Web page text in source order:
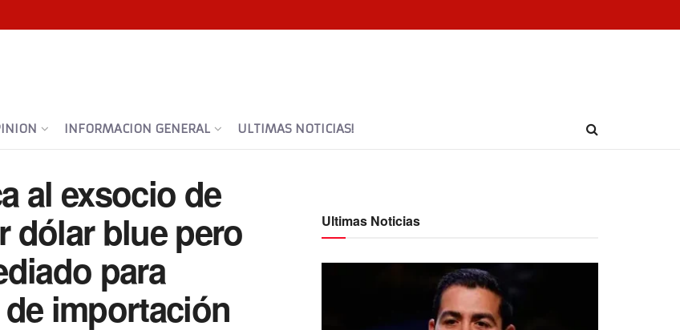
INFORMACION GENERAL ULTIMAS NOTICIAS!
al exsocio de
dólar blue pero
para
importación
Ultimas Noticias